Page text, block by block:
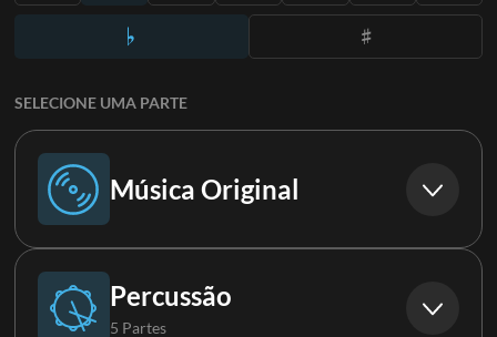
SELECIONE UMA PARTE
Música Original
Música Original
Percussão
5 Partes